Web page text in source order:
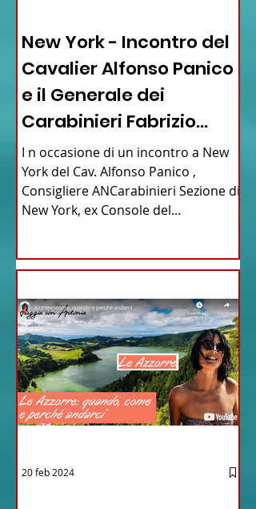
New York - Incontro del
Cavalier Alfonso Panico
e il Generale dei
Carabinieri Fabrizio
Parrulli
I n occasione di un incontro a New
York del Cav. Alfonso Panico ,
Consigliere ANCarabinieri Sezione di
New York, ex Console del...
20 feb 2024